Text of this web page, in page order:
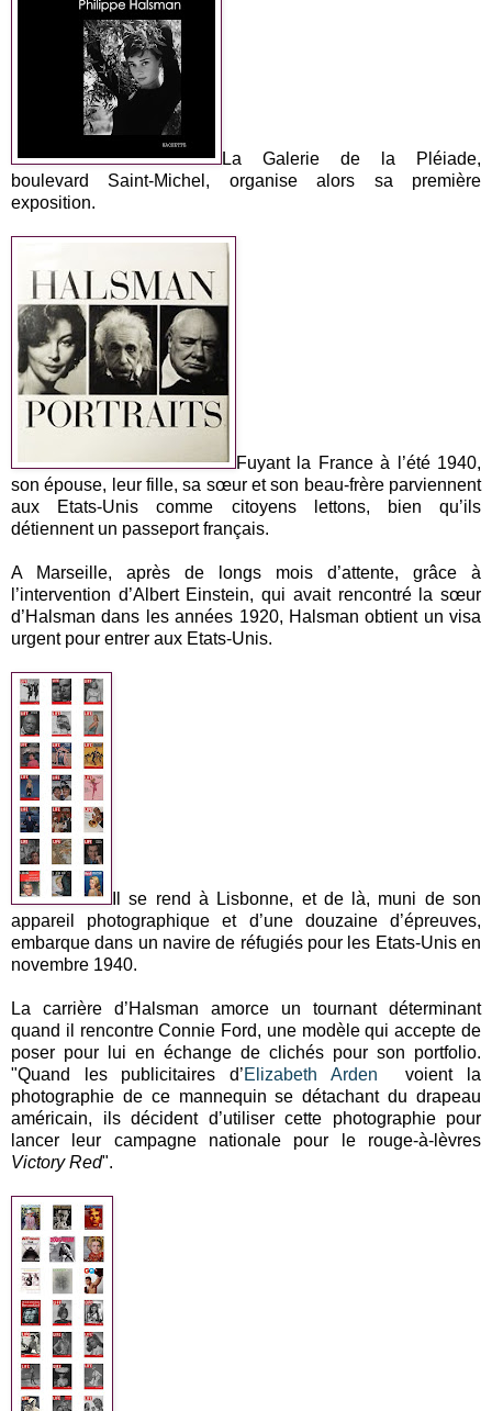
La Galerie de la Pléiade,
boulevard Saint-Michel, organise alors sa première
exposition.
Fuyant la France à l’été 1940,
son épouse, leur fille, sa sœur et son beau-frère parviennent
aux Etats-Unis comme citoyens lettons, bien qu’ils
détiennent un passeport français.
A Marseille, après de longs mois d’attente, grâce à
l’intervention d’Albert Einstein, qui avait rencontré la sœur
d’Halsman dans les années 1920, Halsman obtient un visa
urgent pour entrer aux Etats-Unis.
Il se rend à Lisbonne, et de là, muni de son
appareil photographique et d’une douzaine d’épreuves,
embarque dans un navire de réfugiés pour les Etats-Unis en
novembre 1940.
La carrière d’Halsman amorce un tournant déterminant
quand il rencontre Connie Ford, une modèle qui accepte de
poser pour lui en échange de clichés pour son portfolio.
"Quand les publicitaires d’Elizabeth Arden
voient la
photographie de ce mannequin se détachant du drapeau
américain, ils décident d’utiliser cette photographie pour
lancer leur campagne nationale pour le rouge-à-lèvres
Victory Red".